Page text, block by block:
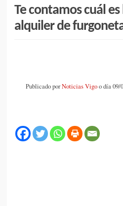
Te contamos cuál
alquiler de
Publicado porNoticias Vigoo día 09/